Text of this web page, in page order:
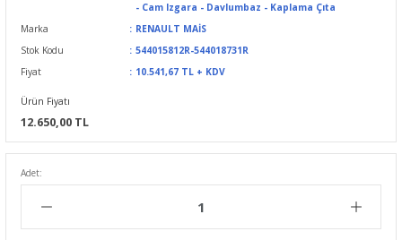
- Cam Izgara - Davlumbaz - Kaplama Çıta
Marka
RENAULT MAİS
Stok Kodu
544015812R-544018731R
Fiyat
10.541,67 TL + KDV
Ürün Fiyatı
12.650,00 TL
Adet: